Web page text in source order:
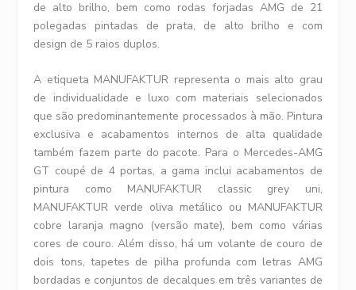
de alto brilho, bem como rodas forjadas AMG de 21
polegadas pintadas de prata, de alto brilho e com
design de 5 raios duplos.
A etiqueta MANUFAKTUR representa o mais alto grau
de individualidade e luxo com materiais selecionados
que são predominantemente processados ​​​​à mão. Pintura
exclusiva e acabamentos internos de alta qualidade
também fazem parte do pacote. Para o Mercedes-AMG
GT coupé de 4 portas, a gama inclui acabamentos de
pintura como MANUFAKTUR classic grey uni,
MANUFAKTUR verde oliva metálico ou MANUFAKTUR
cobre laranja magno (versão mate), bem como várias
cores de couro. Além disso, há um volante de couro de
dois tons, tapetes de pilha profunda com letras AMG
bordadas e conjuntos de decalques em três variantes de